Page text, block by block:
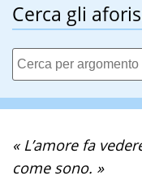
Cerca gli
« L’amore fa
come sono. »